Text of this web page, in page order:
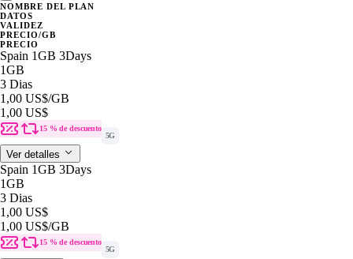
NOMBRE DEL PLAN
DATOS
VALIDEZ
PRECIO/GB
PRECIO
Spain 1GB 3Days
1GB
3 Dias
1,00 US$/GB
1,00 US$
15 % de descuento
5G
Ver detalles
Spain 1GB 3Days
1GB
3 Dias
1,00 US$
1,00 US$/GB
15 % de descuento
5G